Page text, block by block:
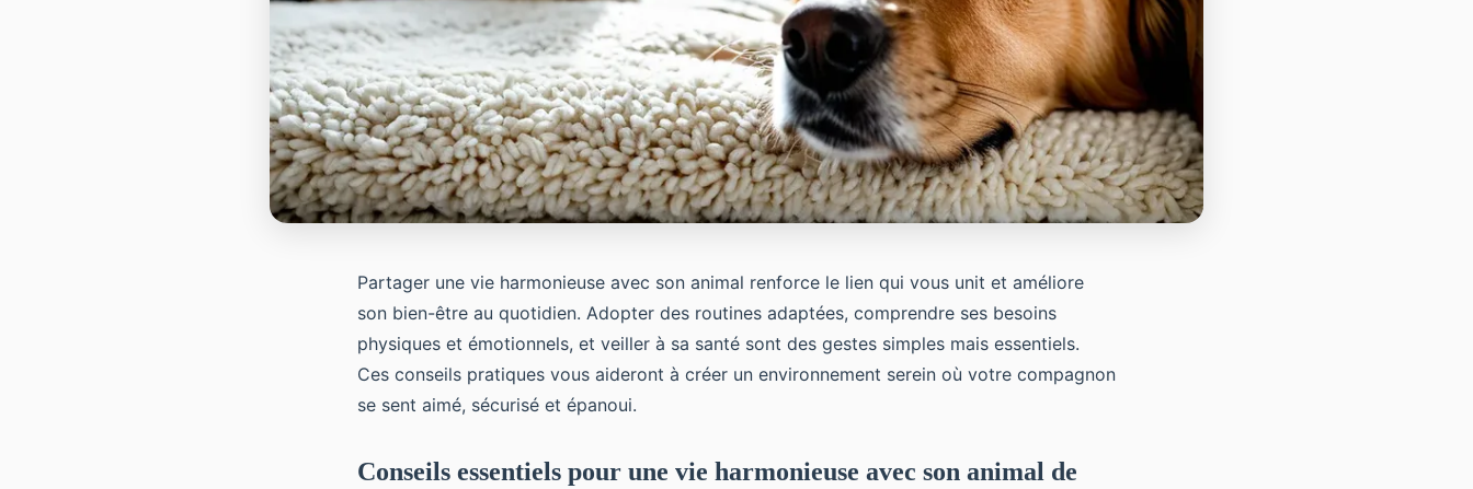
Partager une vie harmonieuse avec son animal renforce le lien qui vous unit et améliore
son bien-être au quotidien. Adopter des routines adaptées, comprendre ses besoins
physiques et émotionnels, et veiller à sa santé sont des gestes simples mais essentiels.
Ces conseils pratiques vous aideront à créer un environnement serein où votre compagnon
se sent aimé, sécurisé et épanoui.
Conseils essentiels pour une vie harmonieuse avec son animal de